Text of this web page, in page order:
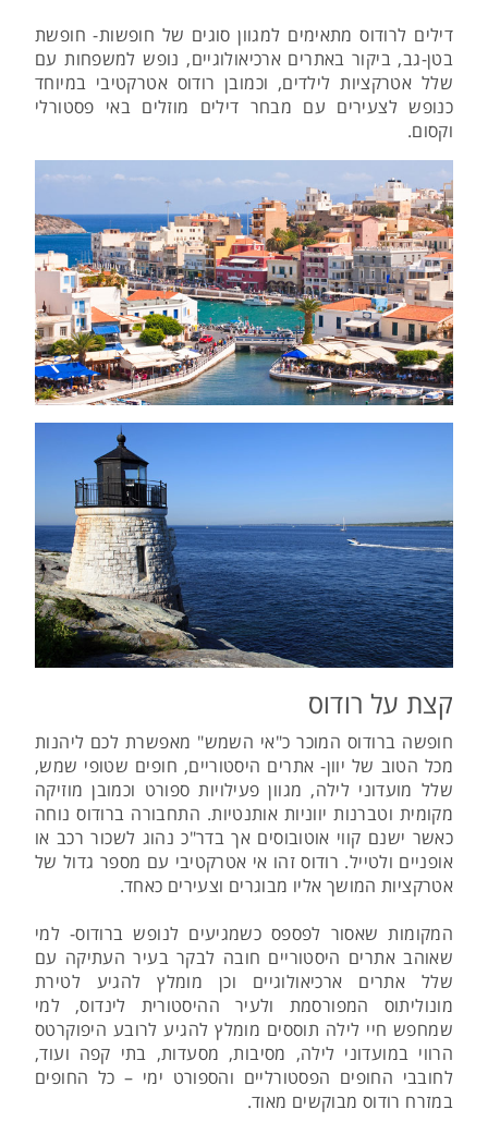
דילים לרודוס מתאימים למגוון סוגים של חופשות- חופשת
בטן-גב, ביקור באתרים ארכיאולוגיים, נופש למשפחות עם
שלל אטרקציות לילדים, וכמובן רודוס אטרקטיבי במיוחד
כנופש לצעירים עם מבחר דילים מוזלים באי פסטורלי
וקסום.
קצת על רודוס
חופשה ברודוס המוכר כ"אי השמש" מאפשרת לכם ליהנות
מכל הטוב של יוון- אתרים היסטוריים, חופים שטופי שמש,
שלל מועדוני לילה, מגוון פעילויות ספורט וכמובן מוזיקה
מקומית וטברנות יווניות אותנטיות. התחבורה ברודוס נוחה
כאשר ישנם קווי אוטובוסים אך בדר"כ נהוג לשכור רכב או
אופניים ולטייל. רודוס זהו אי אטרקטיבי עם מספר גדול של
אטרקציות המושך אליו מבוגרים וצעירים כאחד.
המקומות שאסור לפספס כשמגיעים לנופש ברודוס- למי
שאוהב אתרים היסטוריים חובה לבקר בעיר העתיקה עם
שלל אתרים ארכיאולוגיים וכן מומלץ להגיע לטירת
מונוליתוס המפורסמת ולעיר ההיסטורית לינדוס, למי
שמחפש חיי לילה תוססים מומלץ להגיע לרובע היפוקרטס
הרווי במועדוני לילה, מסיבות, מסעדות, בתי קפה ועוד,
לחובבי החופים הפסטורליים והספורט ימי – כל החופים
במזרח רודוס מבוקשים מאוד.